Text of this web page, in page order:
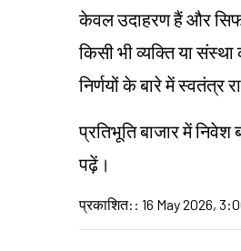
केवल उदाहरण हैं और
किसी भी व्यक्ति या
निर्णयों के बारे में
प्रतिभूति बाजार में
पढ़ें।
प्रकाशित: : 16 May 2026,